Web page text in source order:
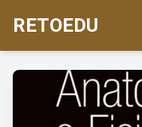
RETOEDU